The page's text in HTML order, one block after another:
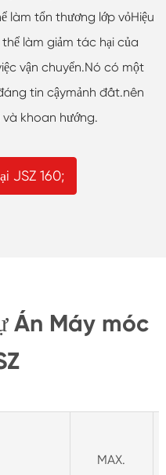
làm tổn thương lớp vỏHiệu
làm giảm tác hại của
vận chuyển.Nó có một
tin cậymảnh đất.nên
khoan hướng.
JSZ 160;
Án Máy móc
MAX.